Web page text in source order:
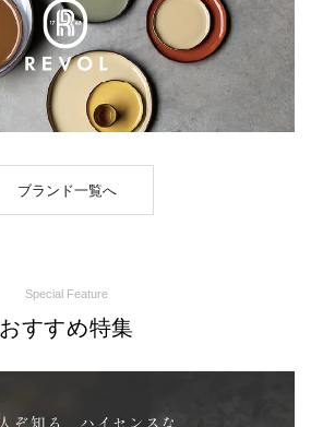
ブランド一覧へ
Special Feature
おすすめ特集